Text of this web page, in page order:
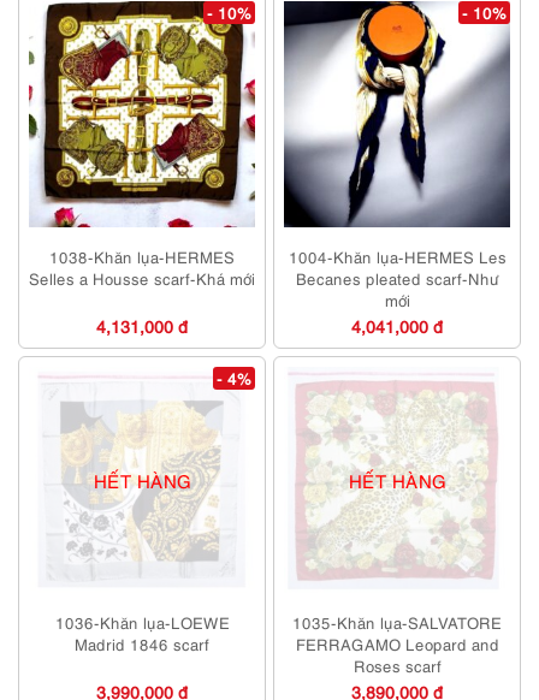
- 10%
1038-Khăn lụa-HERMES
Selles a Housse scarf-Khá mới
4,131,000 đ
- 10%
1004-Khăn lụa-HERMES Les
Becanes pleated scarf-Như
mới
4,041,000 đ
HẾT HÀNG
- 4%
1036-Khăn lụa-LOEWE
Madrid 1846 scarf
3,990,000 đ
HẾT HÀNG
1035-Khăn lụa-SALVATORE
FERRAGAMO Leopard and
Roses scarf
3,890,000 đ